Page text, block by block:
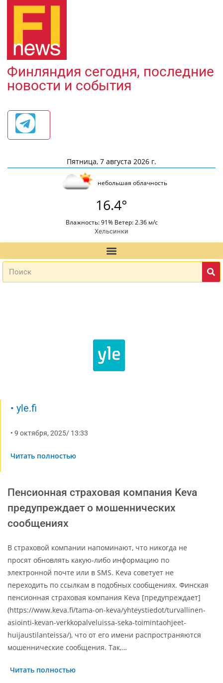
Финляндия сегодня, последние
новости и события
Пятница, 7 августа 2026 г.
небольшая облачность
16.4°
Влажность: 91% Ветер: 2.36 м/с
Хельсинки
• yle.fi
• 9 октября, 2025/ 13:33
Читать полностью
Пенсионная страховая компания Keva
предупреждает о мошеннических
сообщениях
В страховой компании напоминают, что никогда не
просят обновлять какую-либо информацию по
электронной почте или в SMS. Keva советует не
переходить по ссылкам в подобных сообщениях. Финская
пенсионная страховая компания Keva [предупреждает]
(https://www.keva.fi/tama-on-keva/yhteystiedot/turvallinen-
asiointi-kevan-verkkopalveluissa-seka-toimintaohjeet-
huijaustilanteissa/), что от его имени распространяются
мошеннические сообщения. Так,…
Читать полностью